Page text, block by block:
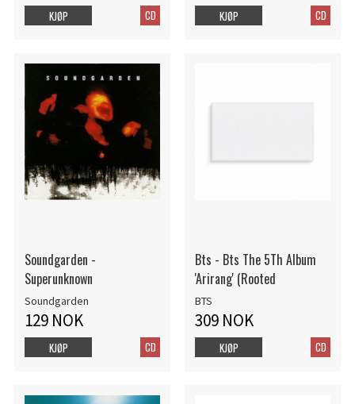
CD
KJØP CD
KJØP
Soundgarden -
Superunknown
Soundgarden
129 NOK
CD
KJØP
Bts - Bts The 5Th Album
'Arirang' (Rooted
BTS
309 NOK
CD
KJØP